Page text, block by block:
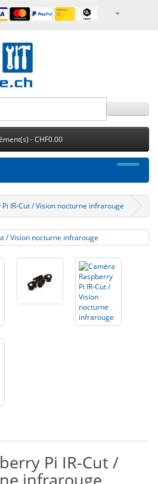
- CHF0.00
IR-Cut / Vision nocturne infrarouge
Pi IR-Cut /
infrarouge